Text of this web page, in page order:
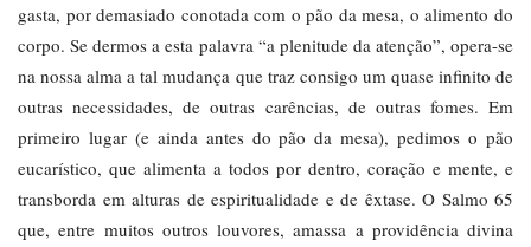
gasta, por demasiado conotada com o pão da mesa, o alimento do
corpo. Se dermos a esta palavra “a plenitude da atenção”, opera-se
na nossa alma a tal mudança que traz consigo um quase infinito de
outras necessidades, de outras carências, de outras fomes. Em
primeiro lugar (e ainda antes do pão da mesa), pedimos o pão
eucarístico, que alimenta a todos por dentro, coração e mente, e
transborda em alturas de espiritualidade e de êxtase. O Salmo 65
que, entre muitos outros louvores, amassa a providência divina